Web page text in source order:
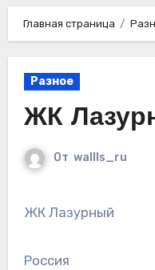
Главная страница
Разное
ЖК
От wallls_ru
ЖК Лазурный
Россия